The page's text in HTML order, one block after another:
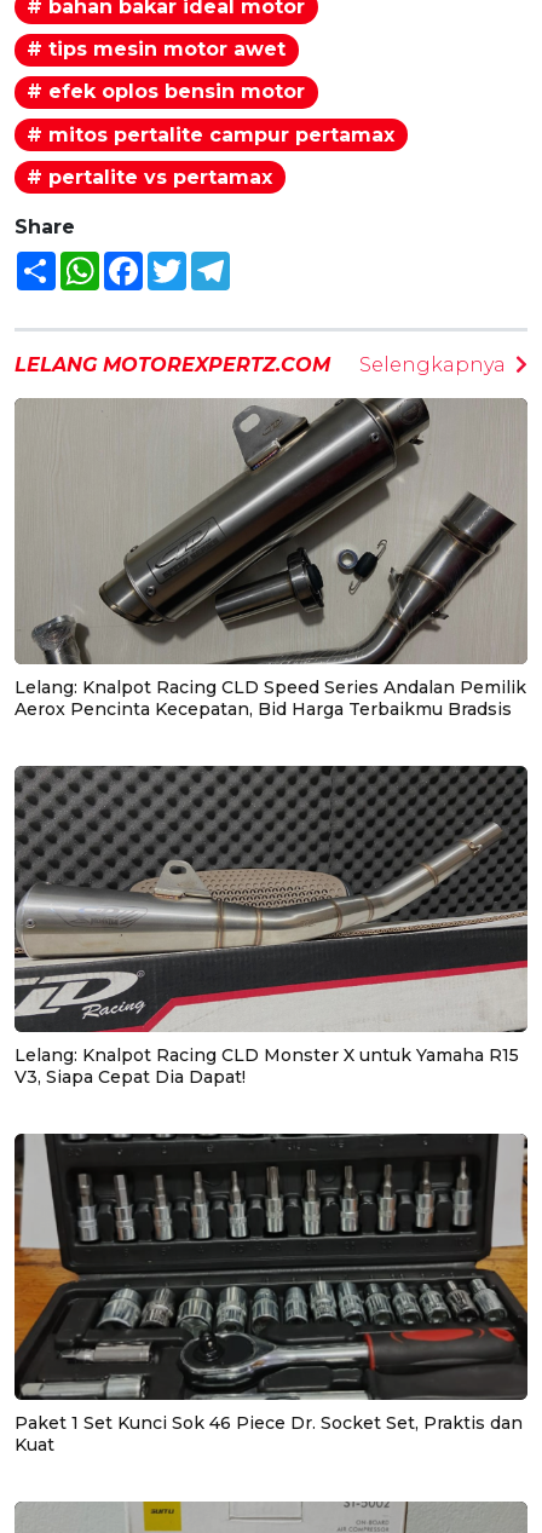
# bahan bakar ideal motor
# tips mesin motor awet
# efek oplos bensin motor
# mitos pertalite campur pertamax
# pertalite vs pertamax
Share
Share WhatsAppFacebook
Twitter
LELANG MOTOREXPERTZ.COM Selengkapnya
Lelang: Knalpot Racing CLD Speed Series Andalan Pemilik
Aerox Pencinta Kecepatan, Bid Harga Terbaikmu Bradsis
Lelang: Knalpot Racing CLD Monster X untuk Yamaha R15
V3, Siapa Cepat Dia Dapat!
Paket 1 Set Kunci Sok 46 Piece Dr. Socket Set, Praktis dan
Kuat